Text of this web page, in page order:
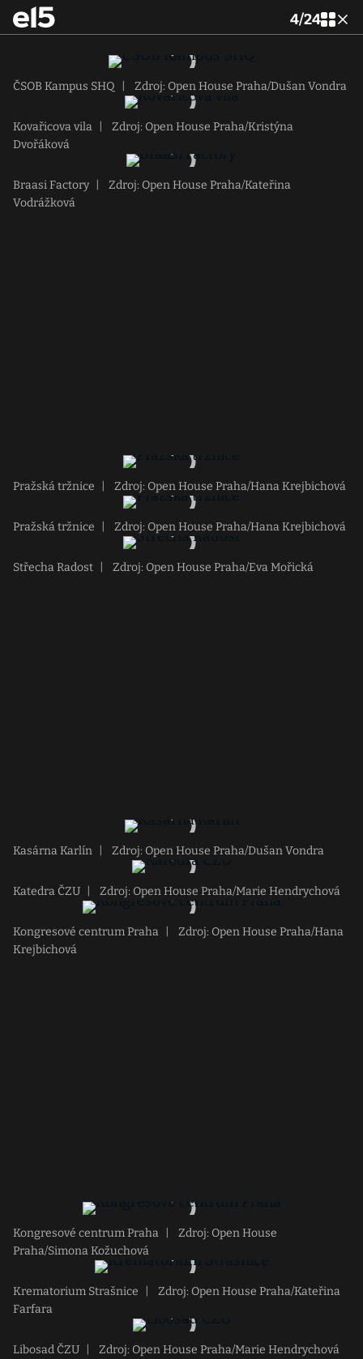
4/24
ČSOB Kampus SHQ Zdroj: Open House Praha/Dušan Vondra
Kovařicova vila
Zdroj: Open House Praha/Kristýna
Dvořáková
Braasi Factory
Zdroj: Open House Praha/Kateřina
Vodrážková
Pražská tržnice Zdroj: Open House Praha/Hana Krejbichová
Pražská tržnice Zdroj: Open House Praha/Hana Krejbichová
Střecha Radost Zdroj: Open House Praha/Eva Mořická
Kasárna Karlín Zdroj: Open House Praha/Dušan Vondra
Katedra ČZU Zdroj: Open House Praha/Marie Hendrychová
Kongresové centrum Praha
Zdroj: Open House Praha/Hana
Krejbichová
Kongresové centrum Praha
Zdroj: Open House
Praha/Simona Kožuchová
Krematorium Strašnice
Zdroj: Open House Praha/Kateřina
Farfara
Libosad ČZU Zdroj: Open House Praha/Marie Hendrychová